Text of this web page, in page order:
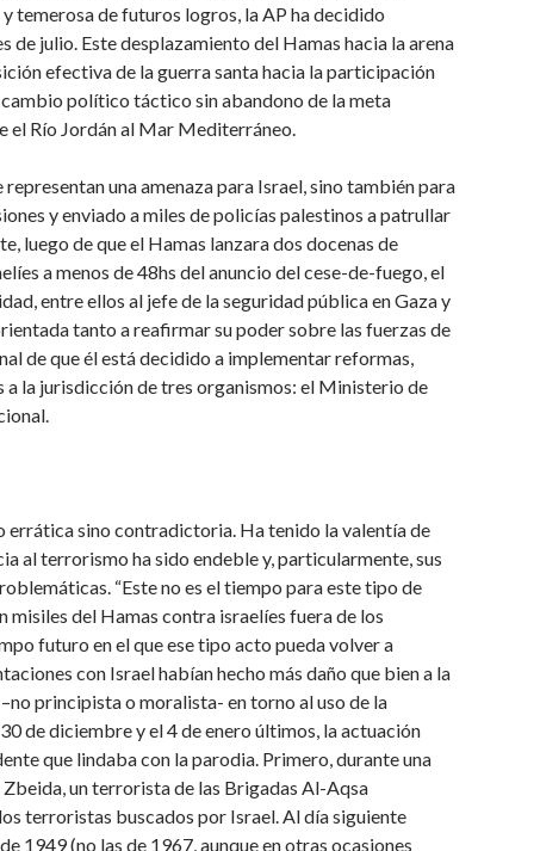
temerosa de futuros logros, la AP ha decidido
de julio. Este desplazamiento del Hamas hacia la arena
efectiva de la guerra santa hacia la participación
político táctico sin abandono de la meta
Río Jordán al Mar Mediterráneo.
una amenaza para Israel, sino también para
y enviado a miles de policías palestinos a patrullar
luego de que el Hamas lanzara dos docenas de
a menos de 48hs del anuncio del cese-de-fuego, el
entre ellos al jefe de la seguridad pública en Gaza y
tanto a reafirmar su poder sobre las fuerzas de
de que él está decidido a implementar reformas,
la jurisdicción de tres organismos: el Ministerio de
errática sino contradictoria. Ha tenido la valentía de
al terrorismo ha sido endeble y, particularmente, sus
“Este no es el tiempo para este tipo de
misiles del Hamas contra israelíes fuera de los
futuro en el que ese tipo acto pueda volver a
con Israel habían hecho más daño que bien a la
principista o moralista- en torno al uso de la
de diciembre y el 4 de enero últimos, la actuación
que lindaba con la parodia. Primero, durante una
un terrorista de las Brigadas Al-Aqsa
terroristas buscados por Israel. Al día siguiente
1949 (no las de 1967, aunque en otras ocasiones